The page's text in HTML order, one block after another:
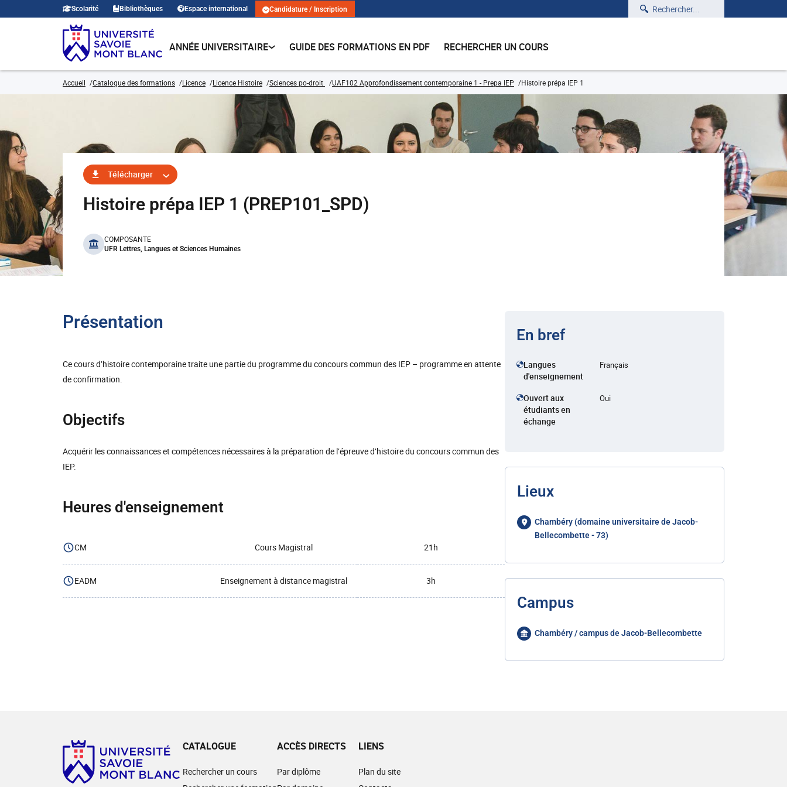
Scolarité Bibliothèques Espace international Candidature / Inscription Rechercher
ANNÉE UNIVERSITAIRE GUIDE DES FORMATIONS EN PDF RECHERCHER UN COURS
Accueil Catalogue des formations Licence Licence Histoire Sciences po-droit UAF102 Approfondissement contemporaine 1 - Prepa IEP Histoire prépa IEP 1
Télécharger
Histoire prépa IEP 1 (PREP101_SPD)
benefits
COMPOSANTE
UFR Lettres, Langues et Sciences Humaines
Présentation
Ce cours d’histoire contemporaine traite une partie du programme du concours commun des IEP – programme en attente
de confirmation.
Objectifs
Acquérir les connaissances et compétences nécessaires à la préparation de l’épreuve d’histoire du concours commun des
IEP.
Heures d'enseignement
CM Cours Magistral 21h
EADM Enseignement à distance magistral 3h
En bref
Langues
d'enseignement
Français
Ouvert aux
étudiants en
échange
Oui
Lieux
Chambéry (domaine universitaire de Jacob-
Bellecombette - 73)
Campus
Chambéry / campus de Jacob-Bellecombette
CATALOGUE
Rechercher un cours
ACCÈS DIRECTS
Par diplôme
LIENS
Plan du site